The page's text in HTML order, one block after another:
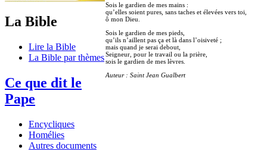
La Bible
Lire la Bible
La Bible par thèmes
Ce que dit le
Pape
Encycliques
Homélies
Autres documents
Sois le gardien de mes mains :
qu’elles soient pures, sans taches et élevées vers toi,
ô mon Dieu.
Sois le gardien de mes pieds,
qu’ils n’aillent pas ça et là dans l’oisiveté ;
mais quand je serai debout,
Seigneur, pour le travail ou la prière,
sois le gardien de mes lèvres.
Auteur : Saint Jean Gualbert